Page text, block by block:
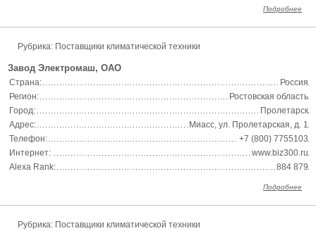
Подробнее
Рубрика: Поставщики климатической техники
Завод Электромаш, ОАО
Страна:
Россия
Регион:
Ростовская область
Город:
Пролетарск
Адрес:
Миасс, ул. Пролетарская, д. 1
Телефон:
+7 (800) 7755103
Интернет:
www.biz300.ru
Alexa Rank:
884 879
Подробнее
Рубрика: Поставщики климатической техники